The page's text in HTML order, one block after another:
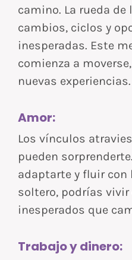
camino. La rueda
cambios, ciclos y
inesperadas. Este
comienza a
nuevas experiencias.
Amor:
Los vínculos
pueden
adaptarte y fluir con
soltero, podrías vivir
inesperados que
Trabajo y dinero: